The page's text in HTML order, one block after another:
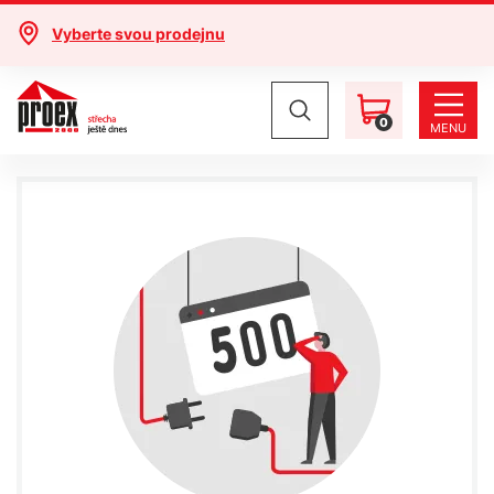
Vyberte svou prodejnu
0 MENU